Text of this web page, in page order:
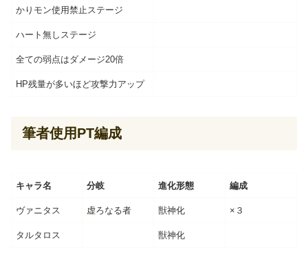
かりモン使用禁止ステージ
ハート無しステージ
全ての弱点はダメージ20倍
HP残量が多いほど攻撃力アップ
筆者使用PT編成
キャラ名 分岐 進化形態 編成
ヴァニタス 虚ろなる者 獣神化 ×３
タルタロス 獣神化